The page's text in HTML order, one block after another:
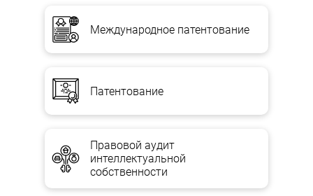
распределению между участниками до решения этого спора
или до получения кредиторами соответствующих гарантий.
В случае недостаточности количества денежных средств
кредиторов, ликвидационная комиссия осуществляет продажу
имущества юрлица.
Ликвидационный баланс составляется ликвидационной
Международное патентование
Патентование
Правовой аудит
интеллектуальной
собственности